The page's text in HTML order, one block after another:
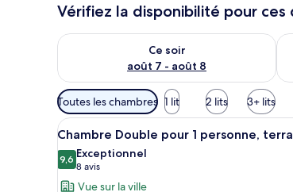
Vérifiez la disponibilité pour ces
Ce soir
août 7 - août 8
Vérifier la disponibilité pour ce soir août
Filtres
disponibles
pour
les
chambres
Toutes les chambres 1 lit 2 lits 3+ lits
Afficher
toutes
les
photos
Coffres-forts
17
Chambre Double pour 1 personne,
9,69,6 sur 10
Exceptionnel
8 avis
(8 avis)
Vue sur la ville